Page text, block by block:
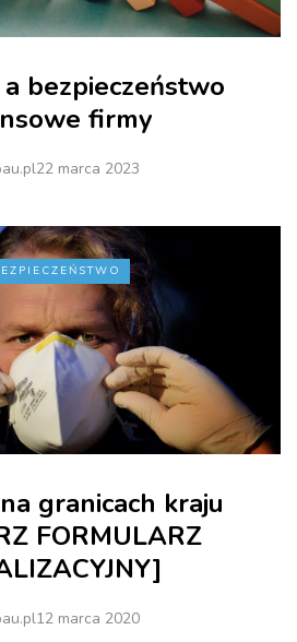
bezpieczeństwo
firmy
22 marca 2023
granicach kraju
FORMULARZ
12 marca 2020